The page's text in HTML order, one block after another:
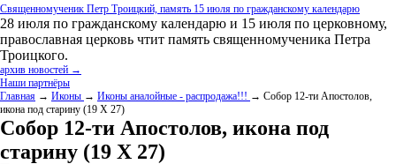
Священномученик Петр Троицкий, память 15 июля по гражданскому календарю
28 июля по гражданскому календарю и 15 июля по церковному,
православная церковь чтит память священномученика Петра
Троицкого.
архив новостей →
Наши партнёры
Главная → Иконы → Иконы аналойные - распродажа!!! → Собор 12-ти Апостолов,
икона под старину (19 Х 27)
Собор 12-ти Апостолов, икона под
старину (19 Х 27)